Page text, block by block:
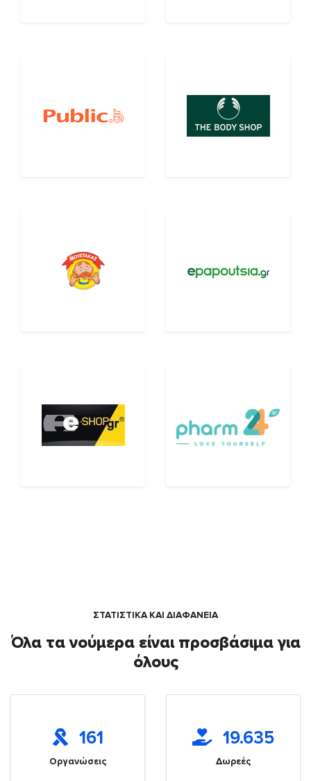
ΣΤΑΤΙΣΤΙΚΑ ΚΑΙ ΔΙΑΦΑΝΕΙΑ
Όλα τα νούμερα είναι προσβάσιμα για
όλους
161
Οργανώσεις
19.635
Δωρεές